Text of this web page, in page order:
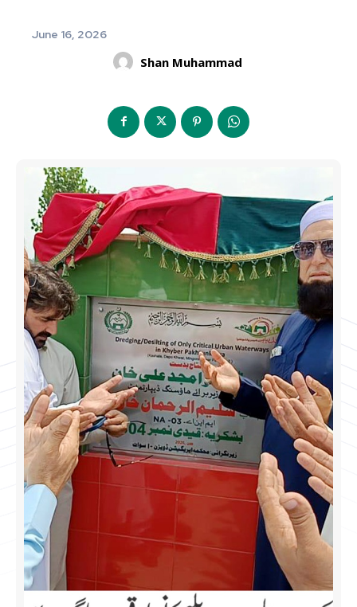
June 16, 2026
Shan Muhammad